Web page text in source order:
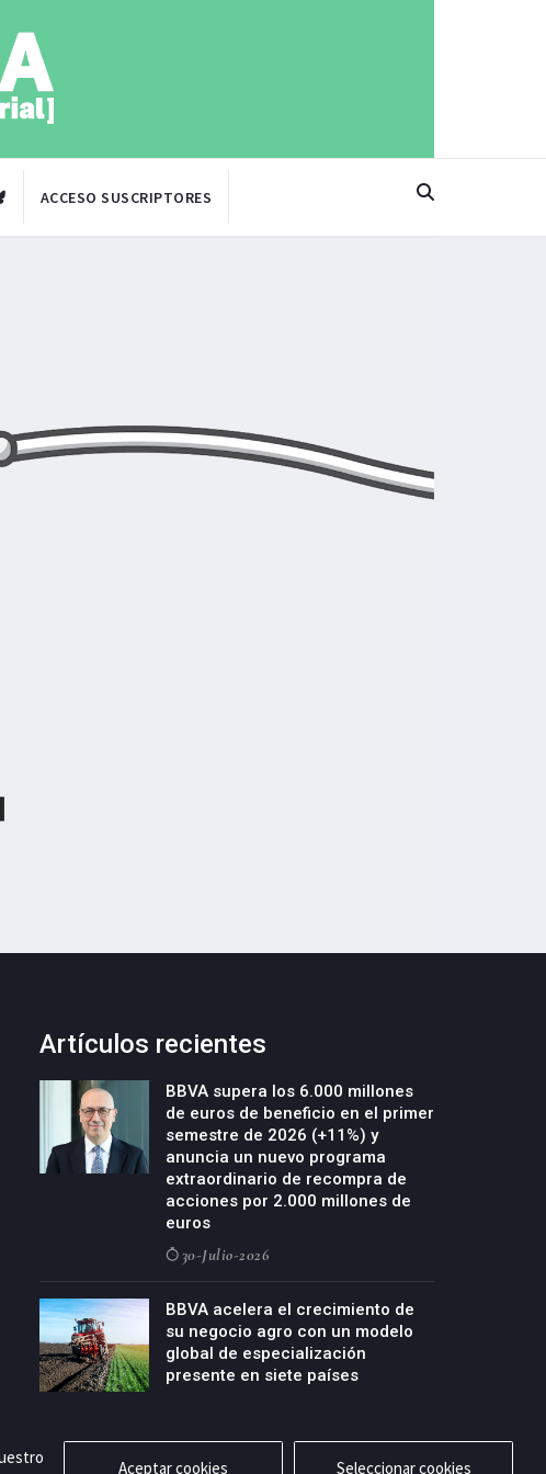
ACCESO SUSCRIPTORES
Artículos recientes
BBVA supera los 6.000 millones
de euros de beneficio en el primer
semestre de 2026 (+11%) y
anuncia un nuevo programa
extraordinario de recompra de
acciones por 2.000 millones de
euros
30-Julio-2026
BBVA acelera el crecimiento de
su negocio agro con un modelo
global de especialización
presente en siete países
Aceptar cookies Seleccionar cookies